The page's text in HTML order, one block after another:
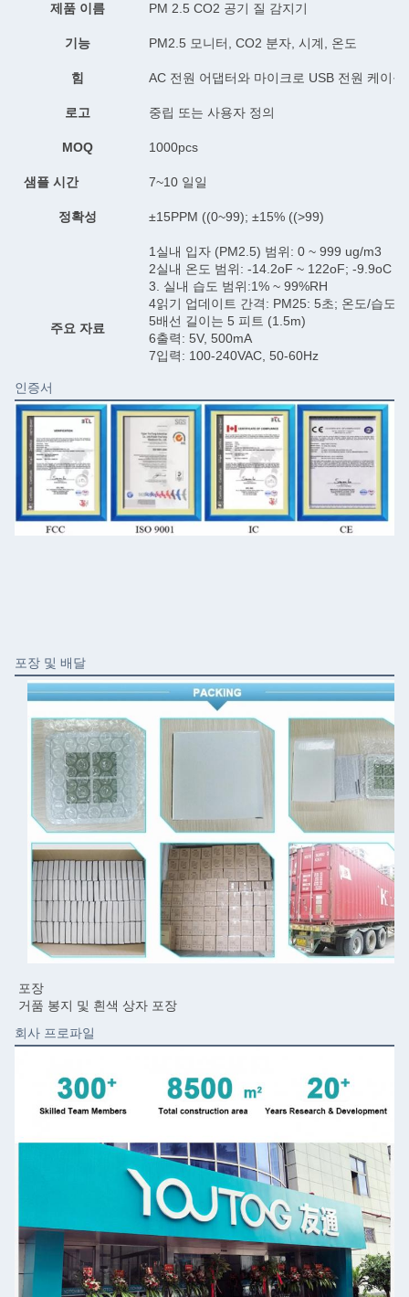
제품 이름 PM 2.5 CO2 공기 질 감지기
기능 PM2.5 모니터, CO2 분자, 시계, 온도
힘 AC 전원 어댑터와 마이크로 USB 전원 케이블
로고 중립 또는 사용자 정의
MOQ 1000pcs
샘플 시간 7~10 일일
정확성 ±15PPM ((0~99); ±15% ((>99)
주요 자료
1실내 입자 (PM2.5) 범위: 0 ~ 999 ug/m3
2실내 온도 범위: -14.2oF ~ 122oF; -9.9oC ~
3. 실내 습도 범위:1% ~ 99%RH
4읽기 업데이트 간격: PM25: 5초; 온도/습도:
5배선 길이는 5 피트 (1.5m)
6출력: 5V, 500mA
7입력: 100-240VAC, 50-60Hz
인증서
포장 및 배달
포장
거품 봉지 및 흰색 상자 포장
회사 프로파일